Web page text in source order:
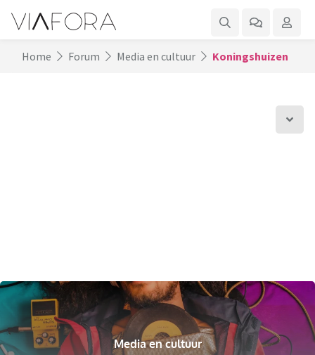
Home Forum Media en cultuur Koningshuizen
Media en cultuur